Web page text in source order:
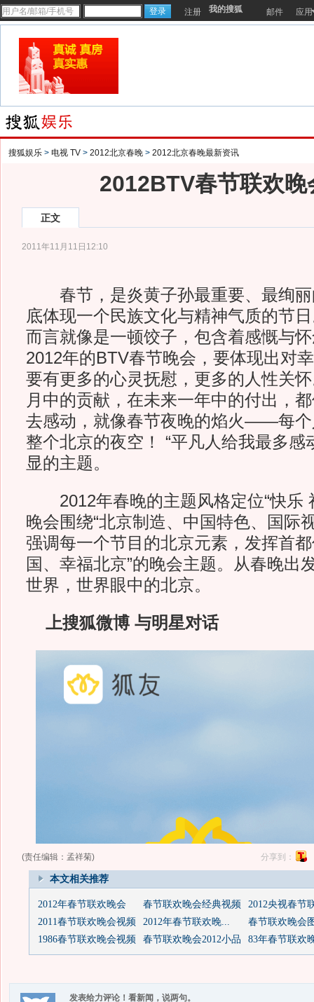
注册 我的搜狐 邮件 应用
搜狐娱乐 > 电视 TV > 2012北京春晚 > 2012北京春晚最新资讯
2012BTV春节联欢晚
正文
2011年11月11日12:10
春节，是炎黄子孙最重要、最绚丽
底体现一个民族文化与精神气质的节
而言就像是一顿饺子，包含着感慨与
2012年的BTV春节晚会，要体现出对
要有更多的心灵抚慰，更多的人性关
月中的贡献，在未来一年中的付出，
去感动，就像春节夜晚的焰火——每个
整个北京的夜空！ “平凡人给我最多感
显的主题。
2012年春晚的主题风格定位“快乐
晚会围绕“北京制造、中国特色、国际
强调每一个节目的北京元素，发挥首
国、幸福北京”的晚会主题。从春晚出
世界，世界眼中的北京。
上搜狐微博 与明星对话
(责任编辑：孟祥菊) 分享到：
本文相关推荐
2012年春节联欢晚会 春节联欢晚会经典视频
2012央视春节
2011春节联欢晚会视频
2012年春节联欢晚...
春节联欢晚会
1986春节联欢晚会视频
春节联欢晚会2012小品 83年春节联欢
发表给力评论！看新闻，说两句。